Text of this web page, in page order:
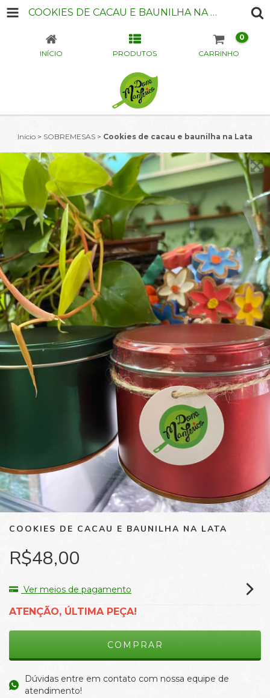
COOKIES DE CACAU E BAUNILHA NA LATA
INÍCIO PRODUTOS CARRINHO
0
Início > SOBREMESAS > Cookies de cacau e baunilha na Lata
COOKIES DE CACAU E BAUNILHA NA LATA
R$48,00
Ver meios de pagamento
ATENÇÃO, ÚLTIMA PEÇA!
Dúvidas entre em contato com nossa equipe de
atendimento!